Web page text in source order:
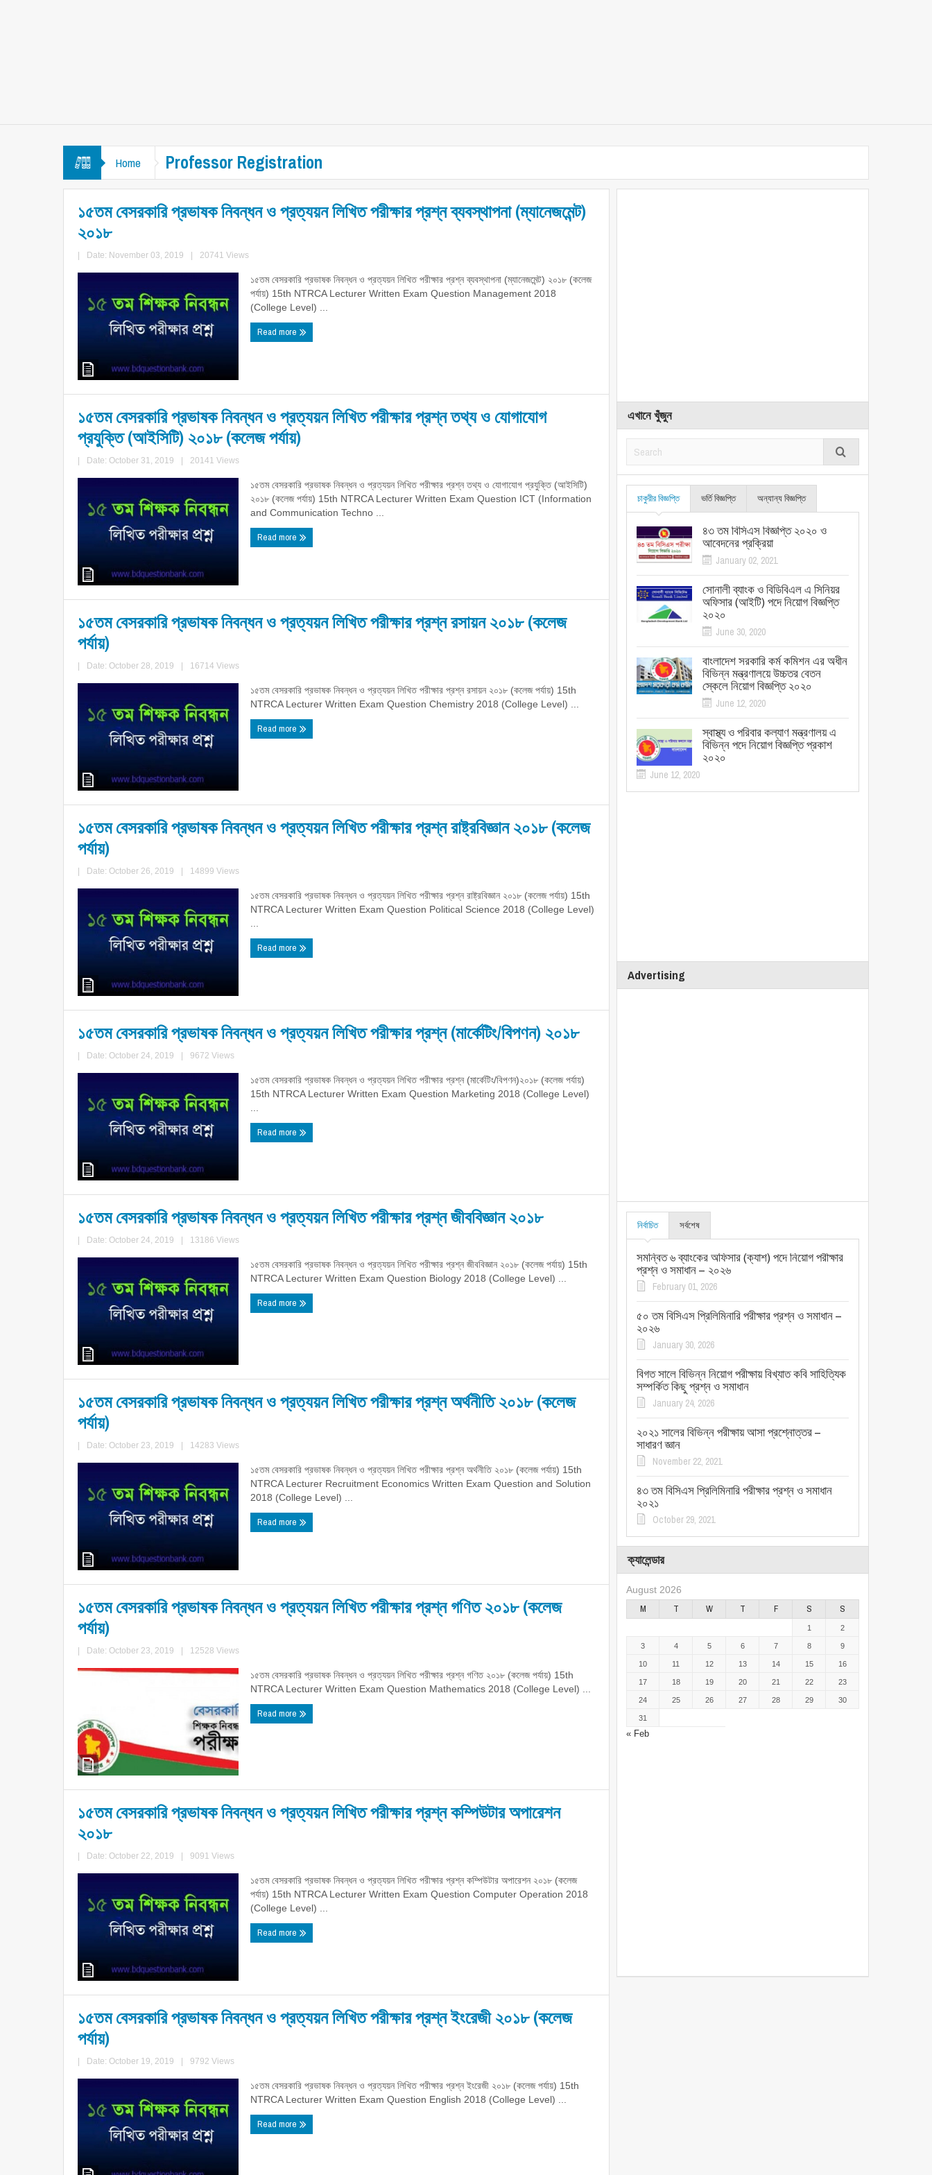
Home Professor Registration
১৫তম বেসরকারি প্রভাষক নিবন্ধন ও প্রত্যয়ন লিখিত পরীক্ষার প্রশ্ন ব্যবস্থাপনা (ম্যানেজমেন্ট)
২০১৮
Date: November 03, 2019 20741 Views
১৫তম বেসরকারি প্রভাষক নিবন্ধন ও প্রত্যয়ন লিখিত পরীক্ষার প্রশ্ন ব্যবস্থাপনা (ম্যানেজমেন্ট) ২০১৮ (কলেজ
পর্যায়) 15th NTRCA Lecturer Written Exam Question Management 2018
(College Level) ...
Read more
১৫তম বেসরকারি প্রভাষক নিবন্ধন ও প্রত্যয়ন লিখিত পরীক্ষার প্রশ্ন তথ্য ও যোগাযোগ
প্রযুক্তি (আইসিটি) ২০১৮ (কলেজ পর্যায়)
Date: October 31, 2019 20141 Views
১৫তম বেসরকারি প্রভাষক নিবন্ধন ও প্রত্যয়ন লিখিত পরীক্ষার প্রশ্ন তথ্য ও যোগাযোগ প্রযুক্তি (আইসিটি)
২০১৮ (কলেজ পর্যায়) 15th NTRCA Lecturer Written Exam Question ICT (Information
and Communication Techno ...
Read more
১৫তম বেসরকারি প্রভাষক নিবন্ধন ও প্রত্যয়ন লিখিত পরীক্ষার প্রশ্ন রসায়ন ২০১৮ (কলেজ
পর্যায়)
Date: October 28, 2019 16714 Views
১৫তম বেসরকারি প্রভাষক নিবন্ধন ও প্রত্যয়ন লিখিত পরীক্ষার প্রশ্ন রসায়ন ২০১৮ (কলেজ পর্যায়) 15th
NTRCA Lecturer Written Exam Question Chemistry 2018 (College Level) ...
Read more
১৫তম বেসরকারি প্রভাষক নিবন্ধন ও প্রত্যয়ন লিখিত পরীক্ষার প্রশ্ন রাষ্ট্রবিজ্ঞান ২০১৮ (কলেজ
পর্যায়)
Date: October 26, 2019 14899 Views
১৫তম বেসরকারি প্রভাষক নিবন্ধন ও প্রত্যয়ন লিখিত পরীক্ষার প্রশ্ন রাষ্ট্রবিজ্ঞান ২০১৮ (কলেজ পর্যায়) 15th
NTRCA Lecturer Written Exam Question Political Science 2018 (College Level)
Read more
১৫তম বেসরকারি প্রভাষক নিবন্ধন ও প্রত্যয়ন লিখিত পরীক্ষার প্রশ্ন (মার্কেটিং/বিপণন) ২০১৮
Date: October 24, 2019 9672 Views
১৫তম বেসরকারি প্রভাষক নিবন্ধন ও প্রত্যয়ন লিখিত পরীক্ষার প্রশ্ন (মার্কেটিং/বিপণন)২০১৮ (কলেজ পর্যায়)
15th NTRCA Lecturer Written Exam Question Marketing 2018 (College Level)
Read more
১৫তম বেসরকারি প্রভাষক নিবন্ধন ও প্রত্যয়ন লিখিত পরীক্ষার প্রশ্ন জীববিজ্ঞান ২০১৮
Date: October 24, 2019 13186 Views
১৫তম বেসরকারি প্রভাষক নিবন্ধন ও প্রত্যয়ন লিখিত পরীক্ষার প্রশ্ন জীববিজ্ঞান ২০১৮ (কলেজ পর্যায়) 15th
NTRCA Lecturer Written Exam Question Biology 2018 (College Level) ...
Read more
১৫তম বেসরকারি প্রভাষক নিবন্ধন ও প্রত্যয়ন লিখিত পরীক্ষার প্রশ্ন অর্থনীতি ২০১৮ (কলেজ
পর্যায়)
Date: October 23, 2019 14283 Views
১৫তম বেসরকারি প্রভাষক নিবন্ধন ও প্রত্যয়ন লিখিত পরীক্ষার প্রশ্ন অর্থনীতি ২০১৮ (কলেজ পর্যায়) 15th
NTRCA Lecturer Recruitment Economics Written Exam Question and Solution
2018 (College Level) ...
Read more
১৫তম বেসরকারি প্রভাষক নিবন্ধন ও প্রত্যয়ন লিখিত পরীক্ষার প্রশ্ন গণিত ২০১৮ (কলেজ
পর্যায়)
Date: October 23, 2019 12528 Views
১৫তম বেসরকারি প্রভাষক নিবন্ধন ও প্রত্যয়ন লিখিত পরীক্ষার প্রশ্ন গণিত ২০১৮ (কলেজ পর্যায়) 15th
NTRCA Lecturer Written Exam Question Mathematics 2018 (College Level) ...
Read more
১৫তম বেসরকারি প্রভাষক নিবন্ধন ও প্রত্যয়ন লিখিত পরীক্ষার প্রশ্ন কম্পিউটার অপারেশন
২০১৮
Date: October 22, 2019 9091 Views
১৫তম বেসরকারি প্রভাষক নিবন্ধন ও প্রত্যয়ন লিখিত পরীক্ষার প্রশ্ন কম্পিউটার অপারেশন ২০১৮ (কলেজ
পর্যায়) 15th NTRCA Lecturer Written Exam Question Computer Operation 2018
(College Level) ...
Read more
১৫তম বেসরকারি প্রভাষক নিবন্ধন ও প্রত্যয়ন লিখিত পরীক্ষার প্রশ্ন ইংরেজী ২০১৮ (কলেজ
পর্যায়)
Date: October 19, 2019 9792 Views
১৫তম বেসরকারি প্রভাষক নিবন্ধন ও প্রত্যয়ন লিখিত পরীক্ষার প্রশ্ন ইংরেজী ২০১৮ (কলেজ পর্যায়) 15th
NTRCA Lecturer Written Exam Question English 2018 (College Level) ...
Read more
এখানে খুঁজুন
চাকুরীর বিজ্ঞপ্তি ভর্তি বিজ্ঞপ্তি অন্যান্য বিজ্ঞপ্তি
৪৩ তম বিসিএস বিজ্ঞপ্তি ২০২০ ও
আবেদনের প্রক্রিয়া
January 02, 2021
সোনালী ব্যাংক ও বিডিবিএল এ সিনিয়র
অফিসার (আইটি) পদে নিয়োগ বিজ্ঞপ্তি
২০২০
June 30, 2020
বাংলাদেশ সরকারি কর্ম কমিশন এর অধীন
বিভিন্ন মন্ত্রণালয়ে উচ্চতর বেতন
স্কেলে নিয়োগ বিজ্ঞপ্তি ২০২০
June 12, 2020
স্বাস্থ্য ও পরিবার কল্যাণ মন্ত্রণালয় এ
বিভিন্ন পদে নিয়োগ বিজ্ঞপ্তি প্রকাশ
২০২০
June 12, 2020
Advertising
নির্বাচিত সর্বশেষ
সমন্বিত ৬ ব্যাংকের অফিসার (ক্যাশ) পদে নিয়োগ পরীক্ষার
প্রশ্ন ও সমাধান – ২০২৬
February 01, 2026
৫০ তম বিসিএস প্রিলিমিনারি পরীক্ষার প্রশ্ন ও সমাধান –
২০২৬
January 30, 2026
বিগত সালে বিভিন্ন নিয়োগ পরীক্ষায় বিখ্যাত কবি সাহিত্যিক
সম্পর্কিত কিছু প্রশ্ন ও সমাধান
January 24, 2026
২০২১ সালের বিভিন্ন পরীক্ষায় আসা প্রশ্নোত্তর –
সাধারণ জ্ঞান
November 22, 2021
৪৩ তম বিসিএস প্রিলিমিনারি পরীক্ষার প্রশ্ন ও সমাধান
২০২১
October 29, 2021
ক্যালেন্ডার
August 2026
M T W T F S S
« Feb
1 2
3 4 5 6 7 8 9
10 11 12 13 14 15 16
17 18 19 20 21 22 23
24 25 26 27 28 29 30
31